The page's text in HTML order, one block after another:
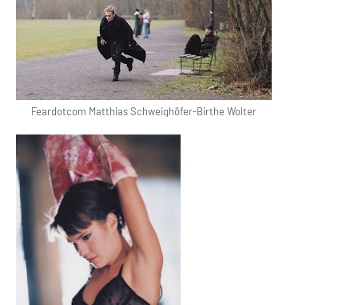
Feardotcom Matthias Schweighöfer-Birthe Wolter